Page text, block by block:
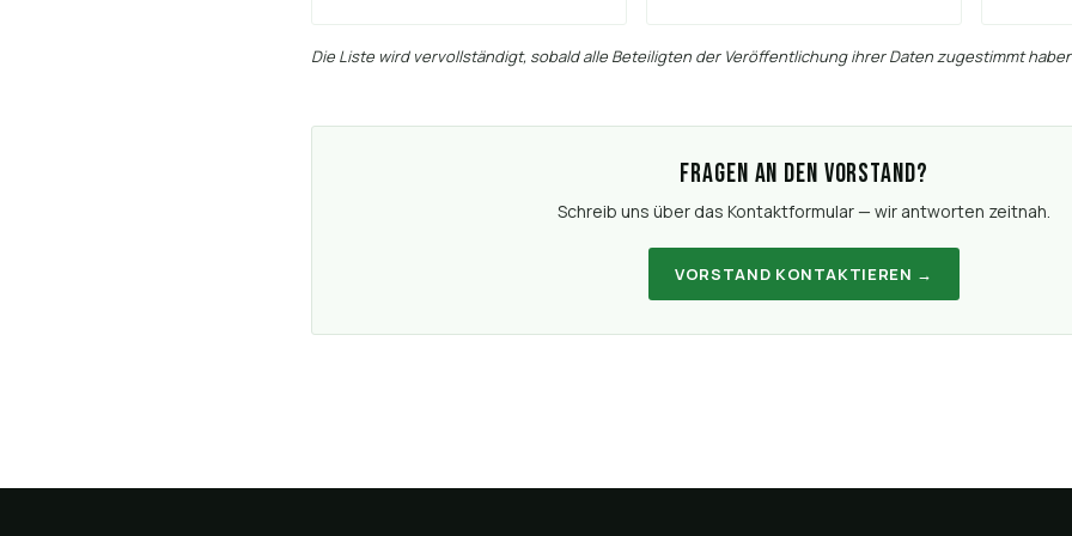
Die Liste wird vervollständigt, sobald alle Beteiligten der Veröffentlichung ihrer Daten zugestimmt
Fragen an den Vorstand?
Schreib uns über das Kontaktformular — wir antworten zeitnah.
VORSTAND KONTAKTIEREN →